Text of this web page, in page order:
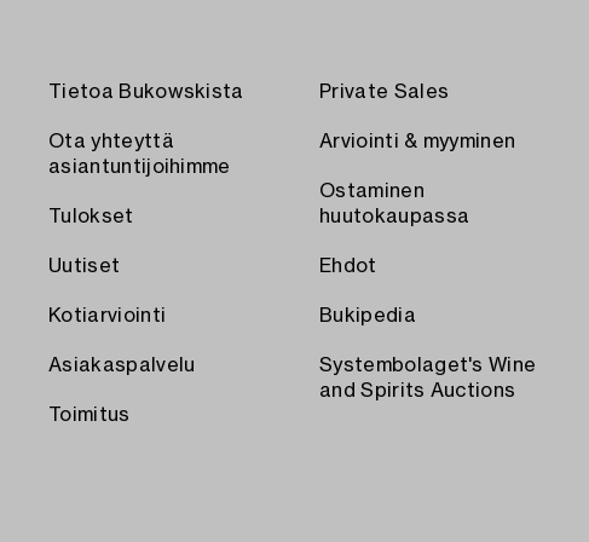
Tietoa Bukowskista
Ota yhteyttä
asiantuntijoihimme
Tulokset
Uutiset
Kotiarviointi
Asiakaspalvelu
Toimitus
Private Sales
Arviointi & myyminen
Ostaminen
huutokaupassa
Ehdot
Bukipedia
Systembolaget's Wine
and Spirits Auctions